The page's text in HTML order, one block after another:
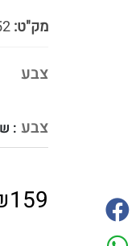
מק"ט:
צבע
צבע :